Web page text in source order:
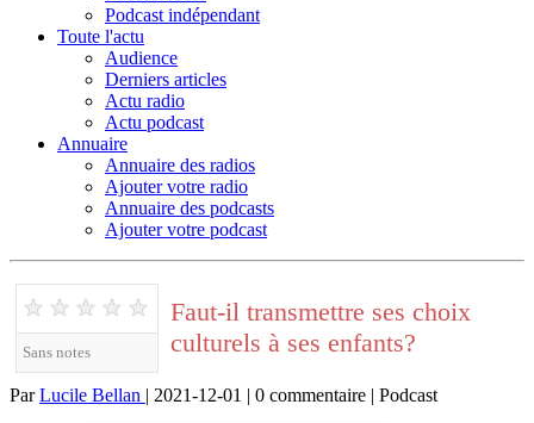
Podcast indépendant
Toute l'actu
Audience
Derniers articles
Actu radio
Actu podcast
Annuaire
Annuaire des radios
Ajouter votre radio
Annuaire des podcasts
Ajouter votre podcast
★ ★ ★ ★ ★
Sans notes
Faut-il transmettre ses choix
culturels à ses enfants?
ParLucile Bellan | 2021-12-01 | 0 commentaire | Podcast